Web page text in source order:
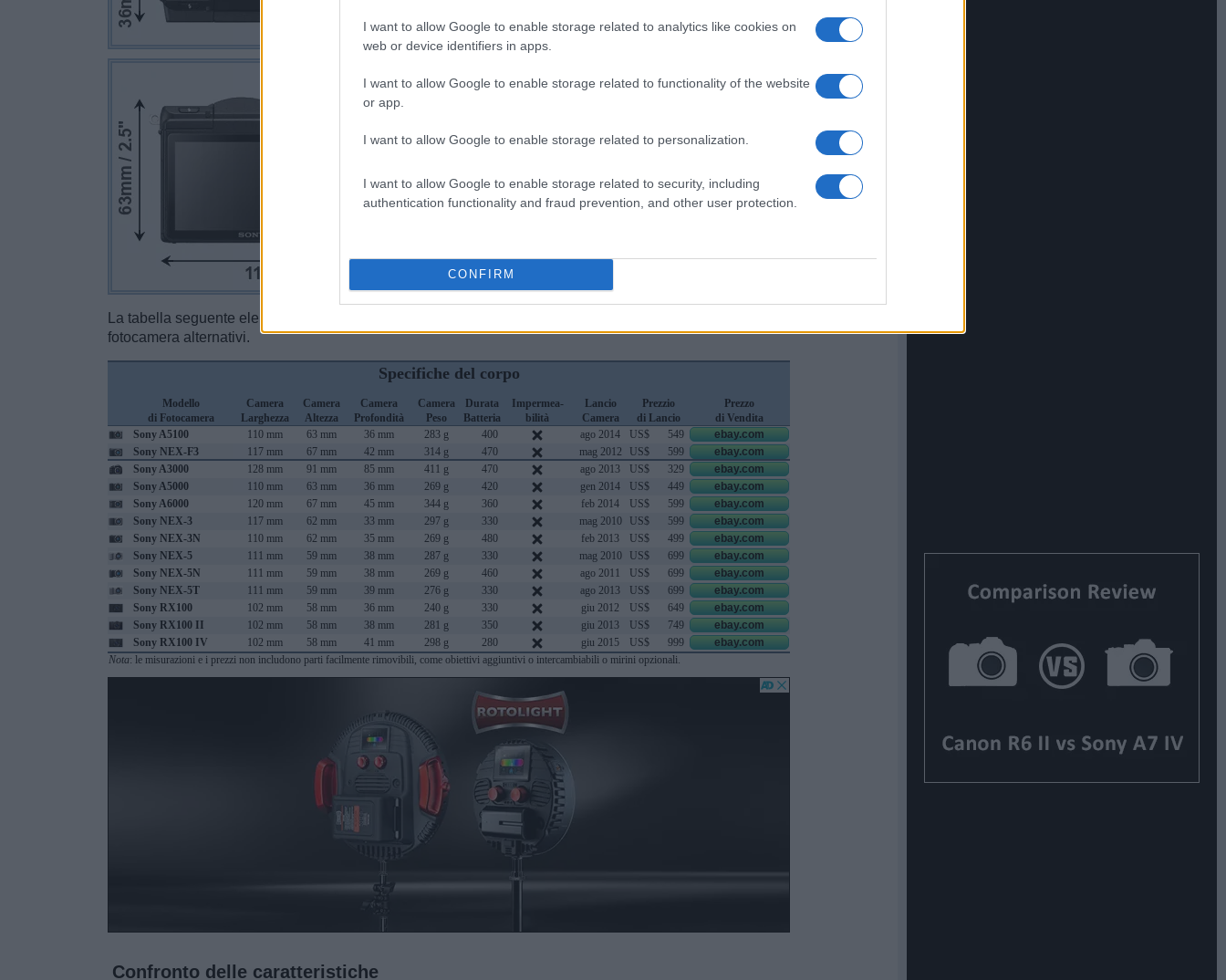
I want to allow Google to enable storage related to analytics like cookies on
web or device identifiers in apps.
I want to allow Google to enable storage related to functionality of the website
or app.
I want to allow Google to enable storage related to personalization.
I want to allow Google to enable storage related to security, including
authentication functionality and fraud prevention, and other user protection.
CONFIRM
La tabella seguente elenca le proprietà fisiche più importanti delle due fotocamere e altri modelli di
fotocamera alternativi.
Specifiche del corpo
Modello
di Fotocamera
Camera
Larghezza
Camera
Altezza
Camera
Profondità
Camera
Peso
Durata
Batteria
Impermea-
bilità
Lancio
Camera
Prezzio
di Lancio
Prezzo
di Vendita
Sony A5100
110 mm 63 mm 36 mm 283 g 400 ago 2014 US$ 549
ebay.com
Sony NEX-F3
117 mm 67 mm 42 mm 314 g 470 mag 2012 US$ 599
ebay.com
Sony A3000
128 mm 91 mm 85 mm 411 g 470 ago 2013 US$ 329
ebay.com
Sony A5000
110 mm 63 mm 36 mm 269 g 420 gen 2014 US$ 449
ebay.com
Sony A6000
120 mm 67 mm 45 mm 344 g 360 feb 2014 US$ 599
ebay.com
Sony NEX-3
117 mm 62 mm 33 mm 297 g 330 mag 2010 US$ 599
ebay.com
Sony NEX-3N
110 mm 62 mm 35 mm 269 g 480 feb 2013 US$ 499
ebay.com
Sony NEX-5
111 mm 59 mm 38 mm 287 g 330 mag 2010 US$ 699
ebay.com
Sony NEX-5N
111 mm 59 mm 38 mm 269 g 460 ago 2011 US$ 699
ebay.com
Sony NEX-5T
111 mm 59 mm 39 mm 276 g 330 ago 2013 US$ 699
ebay.com
Sony RX100
102 mm 58 mm 36 mm 240 g 330 giu 2012 US$ 649
ebay.com
Sony RX100 II
102 mm 58 mm 38 mm 281 g 350 giu 2013 US$ 749
ebay.com
Sony RX100 IV
102 mm 58 mm 41 mm 298 g 280 giu 2015 US$ 999
ebay.com
Nota: le misurazioni e i prezzi non includono parti facilmente rimovibili, come obiettivi aggiuntivi o intercambiabili o mirini opzionali.
Confronto delle caratteristiche